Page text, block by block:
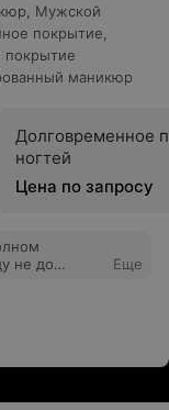
Мужской
покрытие
покрытие
маникюр
Долговременное
ногтей
Цена по запросу
не до
Еще